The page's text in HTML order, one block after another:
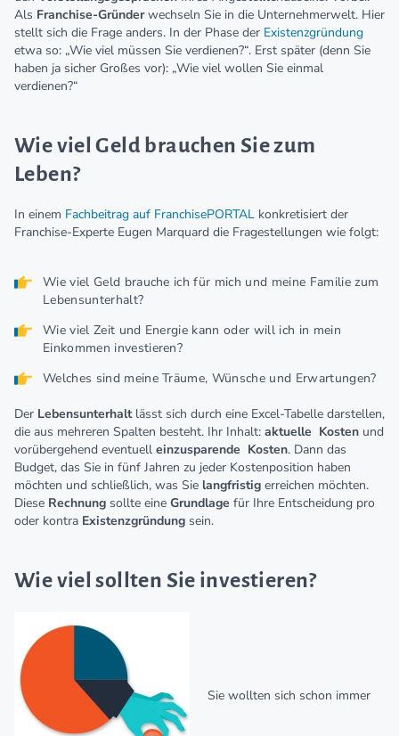
Als Franchise-Gründerwechseln Sie in die Unternehmerwelt. Hier
stellt sich die Frage anders. In der Phase der Existenzgründung
etwa so: „Wie viel müssen Sie verdienen?“. Erst später (denn Sie
haben ja sicher Großes vor): „Wie viel wollen Sie einmal
verdienen?“
Wie viel Geld brauchen Sie zum
Leben?
In einem Fachbeitrag auf FranchisePORTAL konkretisiert der
Franchise-Experte Eugen Marquard die Fragestellungen wie folgt:
Wie viel Geld brauche ich für mich und meine Familie zum
Lebensunterhalt?
Wie viel Zeit und Energie kann oder will ich in mein
Einkommen investieren?
Welches sind meine Träume, Wünsche und Erwartungen?
Der Lebensunterhaltlässt sich durch eine Excel-Tabelle darstellen,
die aus mehreren Spalten besteht. Ihr Inhalt: aktuelle Kosten und
vorübergehend eventuell einzusparende Kosten. Dann das
Budget, das Sie in fünf Jahren zu jeder Kostenposition haben
möchten und schließlich, was Sie langfristig erreichen möchten.
Diese Rechnung sollte eine Grundlage für Ihre Entscheidung pro
oder kontra Existenzgründung sein.
Wie viel sollten Sie investieren?
Sie wollten sich schon immer